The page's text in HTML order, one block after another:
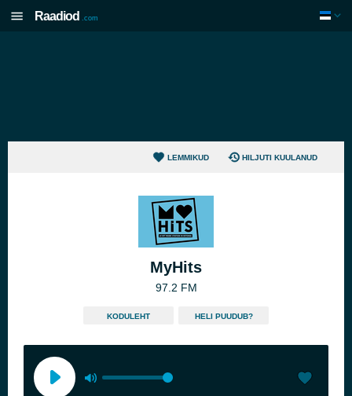
Raadiod .com
LEMMIKUD HILJUTI KUULANUD
MyHits
97.2 FM
KODULEHT HELI PUUDUB?